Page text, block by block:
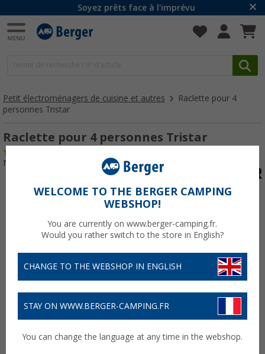
Soyez prêts face à l'imprévu
Petit électroménagers de cuisine et autres
Raclette pour 4
personnes Tristar
Raclette pour 4 personnes Tristar
N° d'art : 438980
WELCOME TO THE BERGER CAMPING
WEBSHOP!
You are currently on www.berger-camping.fr.
Would you rather switch to the store in English?
CHANGE TO THE WEBSHOP IN ENGLISH
STAY ON WWW.BERGER-CAMPING.FR
You can change the language at any time in the webshop.